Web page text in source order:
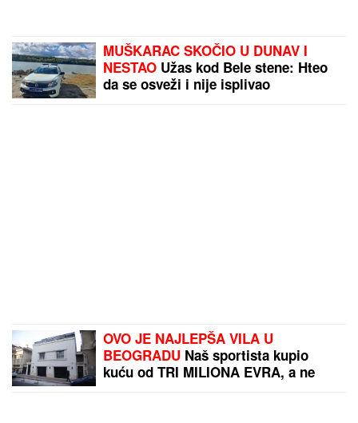
MUŠKARAC SKOČIO U DUNAV I
NESTAO Užas kod Bele stene: Hteo
da se osveži i nije isplivao
OVO JE NAJLEPŠA VILA U
BEOGRADU Naš sportista kupio
kuću od TRI MILIONA EVRA, a ne